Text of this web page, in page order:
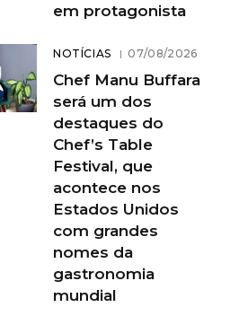
em protagonista
NOTÍCIAS 07/08/2026
Chef Manu Buffara
será um dos
destaques do
Chef’s Table
Festival, que
acontece nos
Estados Unidos
com grandes
nomes da
gastronomia
mundial